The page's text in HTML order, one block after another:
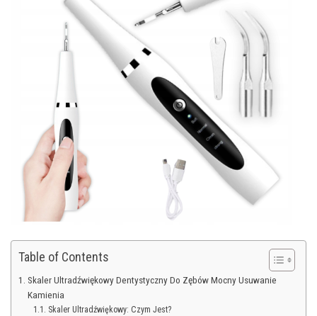
Table of Contents
Skaler Ultradźwiękowy Dentystyczny Do Zębów Mocny Usuwanie
Kamienia
Skaler Ultradźwiękowy: Czym Jest?